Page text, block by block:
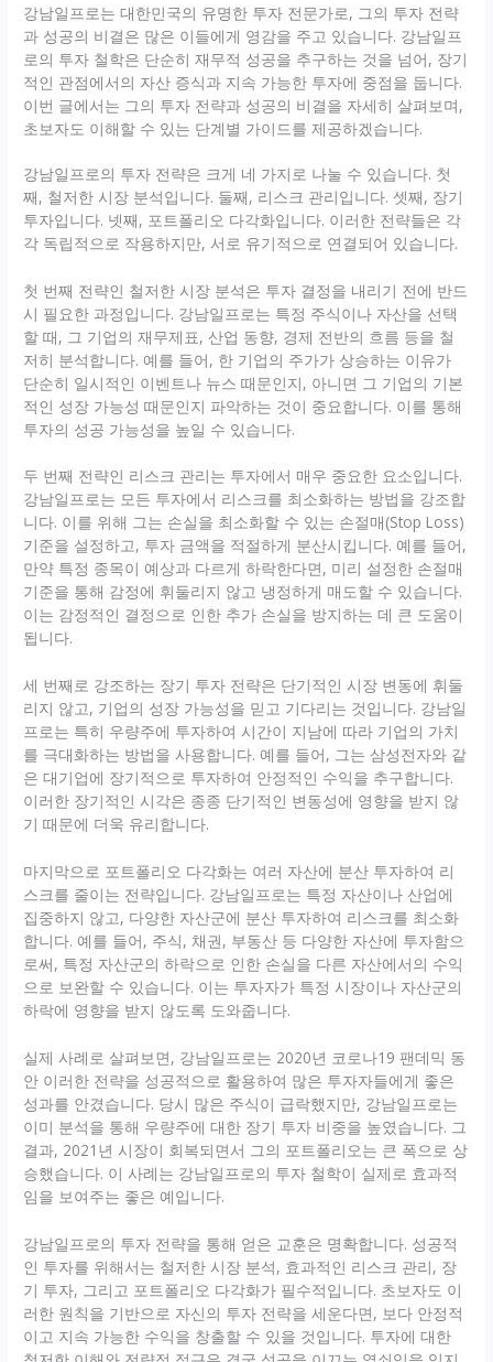
강남일프로는 대한민국의 유명한 투자 전문가로, 그의 투자 전략
과 성공의 비결은 많은 이들에게 영감을 주고 있습니다. 강남일프
로의 투자 철학은 단순히 재무적 성공을 추구하는 것을 넘어, 장기
적인 관점에서의 자산 증식과 지속 가능한 투자에 중점을 둡니다.
이번 글에서는 그의 투자 전략과 성공의 비결을 자세히 살펴보며,
초보자도 이해할 수 있는 단계별 가이드를 제공하겠습니다.
강남일프로의 투자 전략은 크게 네 가지로 나눌 수 있습니다. 첫
째, 철저한 시장 분석입니다. 둘째, 리스크 관리입니다. 셋째, 장기
투자입니다. 넷째, 포트폴리오 다각화입니다. 이러한 전략들은 각
각 독립적으로 작용하지만, 서로 유기적으로 연결되어 있습니다.
첫 번째 전략인 철저한 시장 분석은 투자 결정을 내리기 전에 반드
시 필요한 과정입니다. 강남일프로는 특정 주식이나 자산을 선택
할 때, 그 기업의 재무제표, 산업 동향, 경제 전반의 흐름 등을 철
저히 분석합니다. 예를 들어, 한 기업의 주가가 상승하는 이유가
단순히 일시적인 이벤트나 뉴스 때문인지, 아니면 그 기업의 기본
적인 성장 가능성 때문인지 파악하는 것이 중요합니다. 이를 통해
투자의 성공 가능성을 높일 수 있습니다.
두 번째 전략인 리스크 관리는 투자에서 매우 중요한 요소입니다.
강남일프로는 모든 투자에서 리스크를 최소화하는 방법을 강조합
니다. 이를 위해 그는 손실을 최소화할 수 있는 손절매(Stop Loss)
기준을 설정하고, 투자 금액을 적절하게 분산시킵니다. 예를 들어,
만약 특정 종목이 예상과 다르게 하락한다면, 미리 설정한 손절매
기준을 통해 감정에 휘둘리지 않고 냉정하게 매도할 수 있습니다.
이는 감정적인 결정으로 인한 추가 손실을 방지하는 데 큰 도움이
됩니다.
세 번째로 강조하는 장기 투자 전략은 단기적인 시장 변동에 휘둘
리지 않고, 기업의 성장 가능성을 믿고 기다리는 것입니다. 강남일
프로는 특히 우량주에 투자하여 시간이 지남에 따라 기업의 가치
를 극대화하는 방법을 사용합니다. 예를 들어, 그는 삼성전자와 같
은 대기업에 장기적으로 투자하여 안정적인 수익을 추구합니다.
이러한 장기적인 시각은 종종 단기적인 변동성에 영향을 받지 않
기 때문에 더욱 유리합니다.
마지막으로 포트폴리오 다각화는 여러 자산에 분산 투자하여 리
스크를 줄이는 전략입니다. 강남일프로는 특정 자산이나 산업에
집중하지 않고, 다양한 자산군에 분산 투자하여 리스크를 최소화
합니다. 예를 들어, 주식, 채권, 부동산 등 다양한 자산에 투자함으
로써, 특정 자산군의 하락으로 인한 손실을 다른 자산에서의 수익
으로 보완할 수 있습니다. 이는 투자자가 특정 시장이나 자산군의
하락에 영향을 받지 않도록 도와줍니다.
실제 사례로 살펴보면, 강남일프로는 2020년 코로나19 팬데믹 동
안 이러한 전략을 성공적으로 활용하여 많은 투자자들에게 좋은
성과를 안겼습니다. 당시 많은 주식이 급락했지만, 강남일프로는
이미 분석을 통해 우량주에 대한 장기 투자 비중을 높였습니다. 그
결과, 2021년 시장이 회복되면서 그의 포트폴리오는 큰 폭으로 상
승했습니다. 이 사례는 강남일프로의 투자 철학이 실제로 효과적
임을 보여주는 좋은 예입니다.
강남일프로의 투자 전략을 통해 얻은 교훈은 명확합니다. 성공적
인 투자를 위해서는 철저한 시장 분석, 효과적인 리스크 관리, 장
기 투자, 그리고 포트폴리오 다각화가 필수적입니다. 초보자도 이
러한 원칙을 기반으로 자신의 투자 전략을 세운다면, 보다 안정적
이고 지속 가능한 수익을 창출할 수 있을 것입니다. 투자에 대한